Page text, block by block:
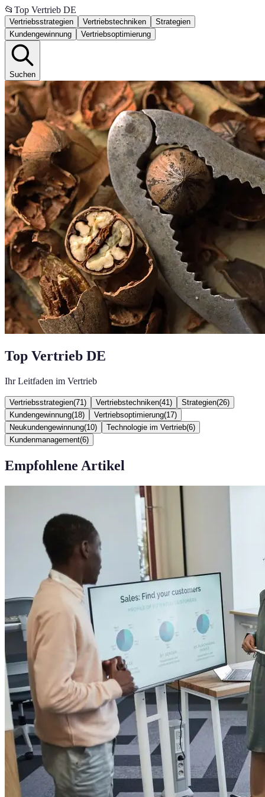
📂 Top Vertrieb DE
Vertriebsstrategien Vertriebstechniken
Strategien
Kundengewinnung
Vertriebsoptimierung
Suchen
Top Vertrieb DE
Ihr Leitfaden im Vertrieb
Vertriebsstrategien(71 ) Vertriebstechniken(41 ) Strategien(26)
Kundengewinnung(18) Vertriebsoptimierung(17)
Neukundengewinnung(10) Technologie im Vertrieb(6)
Kundenmanagement(6)
Empfohlene Artikel